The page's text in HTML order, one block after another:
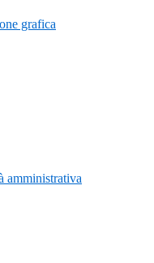
grafica
amministrativa